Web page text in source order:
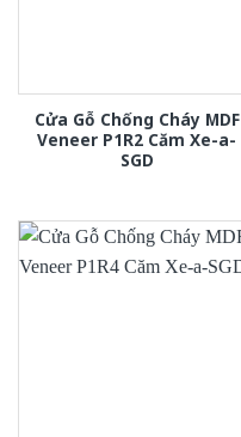
Cửa Gỗ Chống Cháy MDF
Veneer P1R2 Căm Xe-a-
SGD